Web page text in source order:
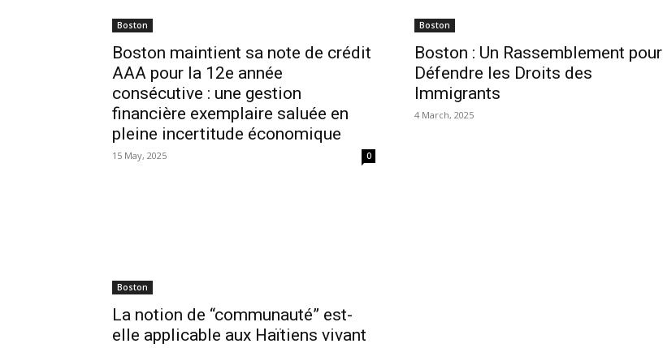
Boston
Boston maintient sa note de crédit
AAA pour la 12e année
consécutive : une gestion
financière exemplaire saluée en
pleine incertitude économique
15 May, 2025 0
Boston
Boston : Un Rassemblement pour
Défendre les Droits des
Immigrants
4 March, 2025
Boston
La notion de “communauté” est-
elle applicable aux Haïtiens vivant